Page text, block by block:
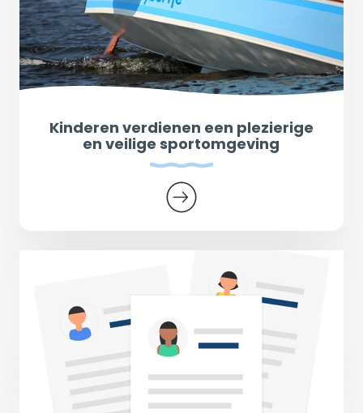
Kinderen verdienen een plezierige
en veilige sportomgeving